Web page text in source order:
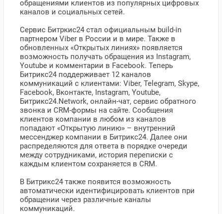
обращениями клиентов из популярных цифровых
каналов и социальных сетей.
Сервис Битркис24 стал официальным build-in
партнером Viber в России и в мире. Также в
обновленных «Открытых линиях» появляется
возможность получать обращения из Instagram,
Youtube и комментарии в Facebook. Теперь
Битрикс24 поддерживает 12 каналов
коммуникаций с клиентами: Viber, Telegram, Skype,
Facebook, Вконтакте, Instagram, Youtube,
Битрикс24.Network, онлайн-чат, сервис обратного
звонка и CRM-формы на сайте. Сообщения
клиентов компании в любом из каналов
попадают «Открытую линию» – внутренний
мессенджер компании в Битрикс24. Далее они
распределяются для ответа в порядке очереди
между сотрудниками, история переписки с
каждым клиентом сохраняется в CRM.
В Битрикс24 также появится возможность
автоматически идентифицировать клиентов при
обращении через различные каналы
коммуникаций.